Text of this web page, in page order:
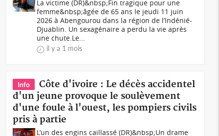
La victime (DR)&nbsp;Fin tragique pour une
femme&nbsp;âgée de 65 ans le jeudi 11 juin
2026 à Abengourou dans la région de l’Indénié-
Djuablin. Un sexagénaire a perdu la vie après
une chute.Le...
il y a 1 mois
Info
Côte d'ivoire : Le décès accidentel
d'un jeune provoque le soulèvement
d'une foule à l'ouest, les pompiers civils
pris à partie
L’un des engins caillassé (DR)&nbsp;Un drame